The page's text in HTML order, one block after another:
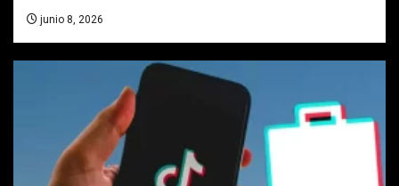
junio 8, 2026